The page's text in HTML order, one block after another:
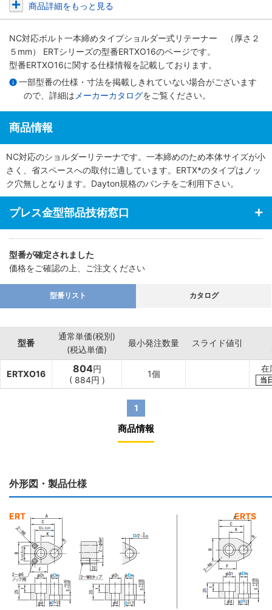
商品詳細をもっと見る
NC対応ボルト一本締めタイプショルダー式リテーナー （厚さ２
５mm） ERTシリーズの型番ERTXO16のページです。
型番ERTXO16に関する仕様情報を記載しております。
一部型番の仕様・寸法を掲載しきれていない場合がございます
ので、詳細は メーカーカタログをご覧ください。
商品情報
NC対応のショルダーリテーナです。一本締めのため本体サイズが小
さく、省スペースへの取付に適しています。ERTX*のタイプはノッ
ク穴無しとなります。Dayton規格のパンチをご利用下さい。
プレス金型部品技術窓口
型番が確定されました
価格をご確認の上、ご注文ください
型番リスト カタログ
型番
通常単価(税別)
(税込単価)
最小発注数量 スライド値引
ERTXO16 804円
( 884円 )
1個
在
当
1
商品情報
外形図・製品仕様
ERT ERTS